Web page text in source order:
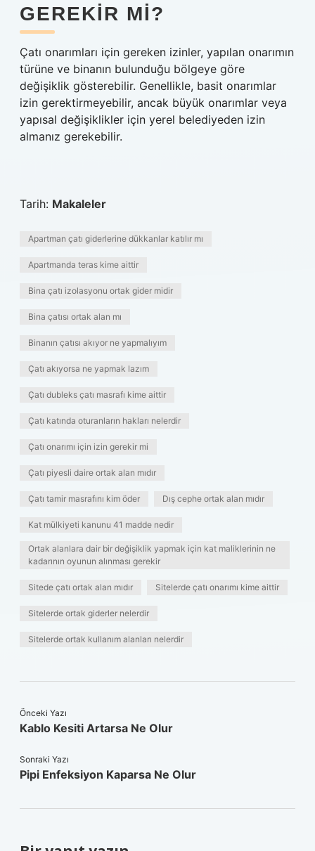
GEREKIR MI?
Çatı onarımları için gereken izinler, yapılan onarımın
türüne ve binanın bulunduğu bölgeye göre
değişiklik gösterebilir. Genellikle, basit onarımlar
izin gerektirmeyebilir, ancak büyük onarımlar veya
yapısal değişiklikler için yerel belediyeden izin
almanız gerekebilir.
Tarih: Makaleler
Apartman çatı giderlerine dükkanlar katılır mı
Apartmanda teras kime aittir
Bina çatı izolasyonu ortak gider midir
Bina çatısı ortak alan mı
Binanın çatısı akıyor ne yapmalıyım
Çatı akıyorsa ne yapmak lazım
Çatı dubleks çatı masrafı kime aittir
Çatı katında oturanların hakları nelerdir
Çatı onarımı için izin gerekir mi
Çatı piyesli daire ortak alan mıdır
Çatı tamir masrafını kim öder Dış cephe ortak alan mıdır
Kat mülkiyeti kanunu 41 madde nedir
Ortak alanlara dair bir değişiklik yapmak için kat maliklerinin ne
kadarının oyunun alınması gerekir
Sitede çatı ortak alan mıdır Sitelerde çatı onarımı kime aittir
Sitelerde ortak giderler nelerdir
Sitelerde ortak kullanım alanları nelerdir
Önceki Yazı
Kablo Kesiti Artarsa Ne Olur
Sonraki Yazı
Pipi Enfeksiyon Kaparsa Ne Olur